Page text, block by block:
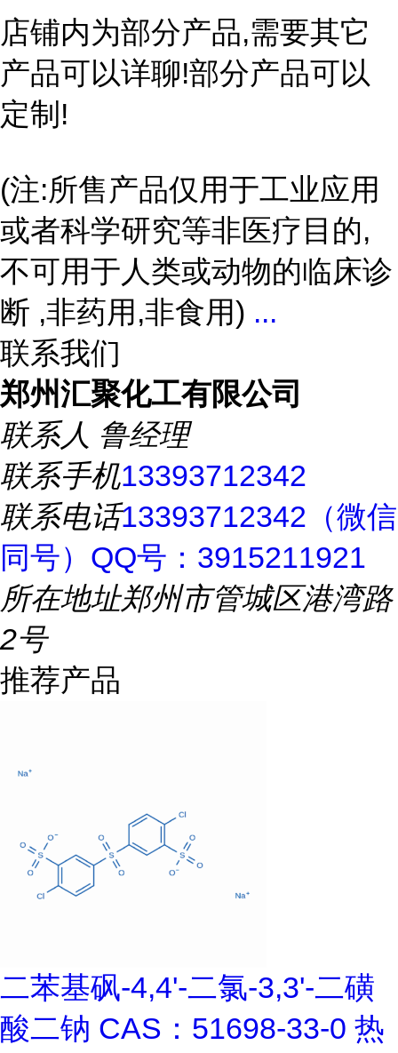
店铺内为部分产品,需要其它
产品可以详聊!部分产品可以
定制!
(注:所售产品仅用于工业应用
或者科学研究等非医疗目的,
不可用于人类或动物的临床诊
断 ,非药用,非食用) ...
联系我们
郑州汇聚化工有限公司
联系人 鲁经理
联系手机13393712342
联系电话13393712342（微信
同号）QQ号：3915211921
所在地址郑州市管城区港湾路
2号
推荐产品
二苯基砜-4,4'-二氯-3,3'-二磺
酸二钠 CAS：51698-33-0 热